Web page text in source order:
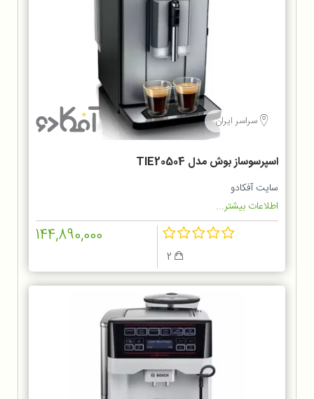
سراسر ایران
اسپرسوساز بوش مدل TIE20504
سایت آفکادو
اطلاعات بیشتر...
144,890,000